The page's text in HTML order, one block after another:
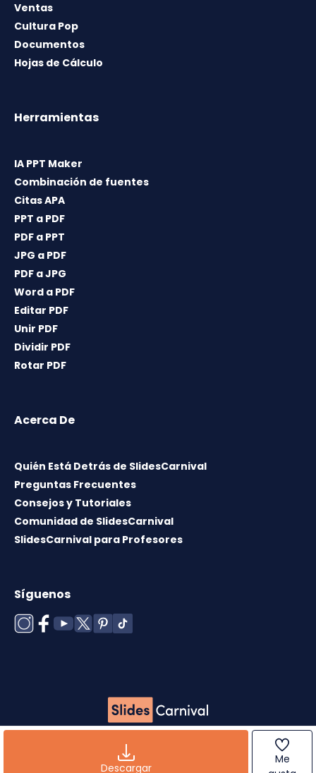
Descargar
Me
Ventas
Cultura Pop
Documentos
Hojas de Cálculo
Herramientas
IA PPT Maker
Combinación de fuentes
Citas APA
PPT a PDF
PDF a PPT
JPG a PDF
PDF a JPG
Word a PDF
Editar PDF
Unir PDF
Dividir PDF
Rotar PDF
Acerca De
Quién Está Detrás de SlidesCarnival
Preguntas Frecuentes
Consejos y Tutoriales
Comunidad de SlidesCarnival
SlidesCarnival para Profesores
Síguenos
Copyright © 2026 ·Término de uso·Licencia de
privacidad